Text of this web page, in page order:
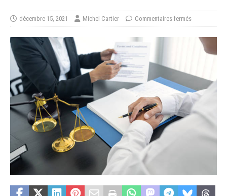
décembre 15, 2021 Michel Cartier Commentaires fermés